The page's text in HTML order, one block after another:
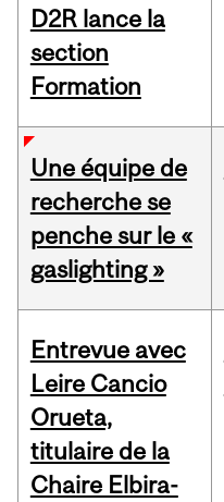
D2R lance la
section
Formation
Une équipe de
recherche se
penche sur le «
gaslighting »
Entrevue avec
Leire Cancio
Orueta,
titulaire de la
Chaire Elbira-